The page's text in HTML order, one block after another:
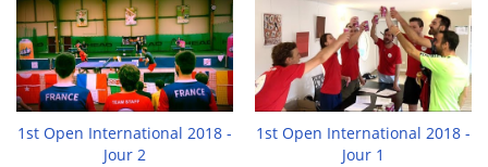
1st Open International 2018 -
Jour 2
1st Open International 2018 -
Jour 1